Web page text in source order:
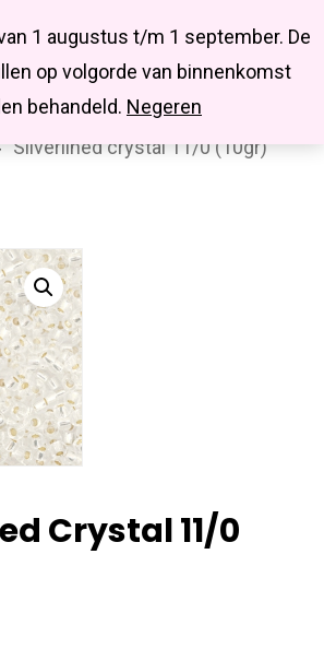
1 augustus t/m 1 september. De
op volgorde van binnenkomst
behandeld. Negeren
searchaccount
en TOHO rocailles
Miyuki
Silverlined crystal 11/0 (10gr)
Crystal 11/0
Close